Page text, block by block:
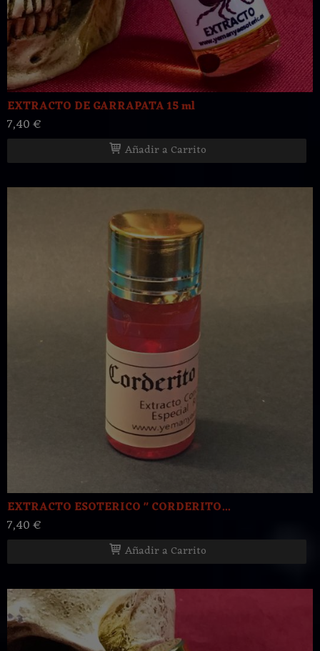
EXTRACTO DE GARRAPATA 15 ml
7,40 €
Añadir a Carrito
EXTRACTO ESOTERICO " CORDERITO...
7,40 €
Añadir a Carrito